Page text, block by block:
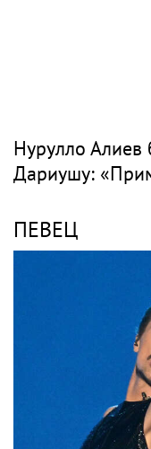
Нурулло Алиев
Дариушу:
ПЕВЕЦ